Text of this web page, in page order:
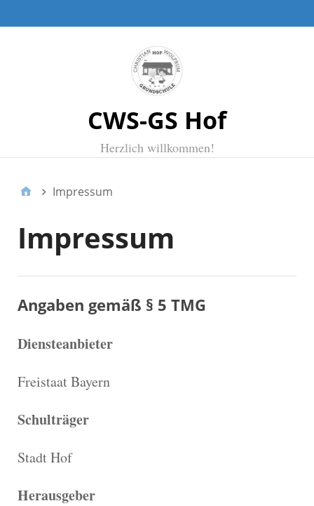
CWS-GS Hof
Herzlich willkommen!
Impressum
Impressum
Angaben gemäß § 5 TMG
Diensteanbieter
Freistaat Bayern
Schulträger
Stadt Hof
Herausgeber